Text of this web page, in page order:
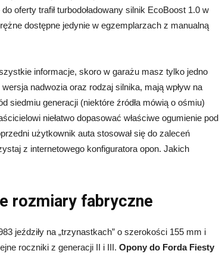
oferty trafił turbodoładowany silnik EcoBoost 1.0 w
dostępne jedynie w egzemplarzach z manualną
informacje, skoro w garażu masz tylko jedno
nadwozia oraz rodzaj silnika, mają wpływ na
siedmiu generacji (niektóre źródła mówią o ośmiu)
niełatwo dopasować właściwe ogumienie pod
użytkownik auta stosował się do zaleceń
z internetowego konfiguratora opon. Jakich
rozmiary fabryczne
jeździły na „trzynastkach” o szerokości 155 mm i
roczniki z generacji II i III. Opony do Forda Fiesty